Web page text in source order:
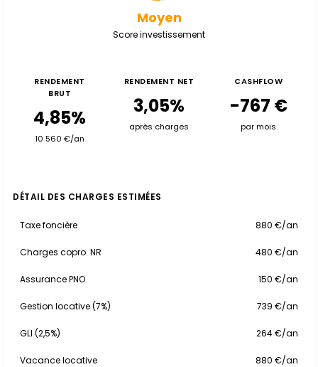
Moyen
Score investissement
RENDEMENT
BRUT
4,85%
10 560 €/an
RENDEMENT NET
3,05%
après charges
CASHFLOW
-767 €
par mois
DÉTAIL DES CHARGES ESTIMÉES
Taxe foncière 880 €/an
Charges copro. NR 480 €/an
Assurance PNO 150 €/an
Gestion locative (7%) 739 €/an
GLI (2,5%) 264 €/an
Vacance locative 880 €/an